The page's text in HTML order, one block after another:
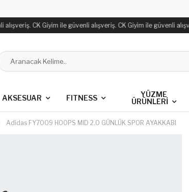
alışveriş. CK Giyim ile güvenli alışveriş. CK Giyim ile güvenli
AKSESUAR FITNESS
YÜZME
ÜRÜNLERİ
Adidas FY7009 HOOPS MID 2.0 GÜNLÜK SPOR AYAKKABI